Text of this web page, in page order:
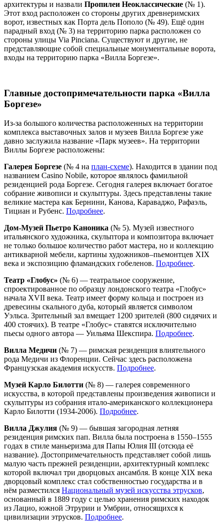
архитектуры и назвали Пропилеи Неоклассические (№ 1).
Этот вход расположен со стороны других древнеримских
ворот, известных как Порта дель Пополо (№ 49). Ещё один
парадный вход (№ 3) на территорию парка расположен со
стороны улицы Via Pinciana. Существуют и другие, не
представляющие собой специальные монументальные ворота,
входы на территорию парка «Вилла Боргезе».
Главные достопримечательности парка «Вилла
Боргезе»
Из-за большого количества расположенных на территории
комплекса выставочных залов и музеев Вилла Боргезе уже
давно заслужила название «Парк музеев». На территории
Виллы Боргезе расположены:
Галерея Боргезе (№ 4 на план-схеме). Находится в здании под
названием Casino Nobile, которое являлось фамильной
резиденцией рода Боргезе. Сегодня галерея включает богатое
собрание живописи и скульптуры. Здесь представлены такие
великие мастера как Бернини, Канова, Караваджо, Рафаэль,
Тициан и Рубенс. Подробнее.
Дом-Музей Пьетро Каноника (№ 5). Музей известного
итальянского художника, скульптора и композитора включает
не только большое количество работ мастера, но и коллекцию
антикварной мебели, картины художников–пьемонтцев XIX
века и экспозицию фламандских гобеленов. Подробнее.
Театр «Глобус» (№ 6) — театральное сооружение,
спроектированное по образцу лондонского театра «Глобус»
начала XVII века. Театр имеет форму кольца и построен из
древесины скального дуба, который является символом
Уэльса. Зрительный зал вмещает 1200 зрителей (800 сидячих и
400 стоячих). В театре «Глобус» ставятся исключительно
пьесы одного автора — Уильяма Шекспира. Подробнее.
Вилла Медичи (№ 7) — римская резиденция влиятельного
рода Медичи из Флоренции. Сейчас здесь расположена
Французская академия искусств. Подробнее.
Музей Карло Билотти (№ 8) — галерея современного
искусства, в которой представлены произведения живописи и
скульптуры из собрания итало-американского коллекционера
Карло Билотти (1934-2006). Подробнее.
Вилла Джу­лия (№ 9) — бывшая загородная летняя
резиденция римских пап. Вилла была построена в 1550–1555
годах в стиле маньеризма для Папы Юлия III (отсюда её
название). Достопримечательность представляет собой лишь
малую часть прежней резиденции, архитектурный комплекс
которой включал три дворцовых ансамбля. В конце XIX века
дворцовый комплекс стал собственностью государства и в
нём разместился Национальный музей искусства этрусков,
основанный в 1889 году с целью хранения римских находок
из Лацио, южной Этрурии и Умбрии, относящихся к
цивилизации этрусков. Подробнее.